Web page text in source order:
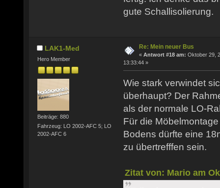
gute Schallisolierung.
LAK1-Med
Hero Member
Beiträge: 880
Fahrzeug: LO 2002-AFC 5; LO
2002-AFC 6
Re: Mein neuer Bus
« Antwort #18 am: Oktober 29,
13:33:44 »
Wie stark verwindet
überhaupt? Der
als der normale LO-
Für die
Bodens dürfte eine
zu übertrefffen sein.
Zitat von: Mario am